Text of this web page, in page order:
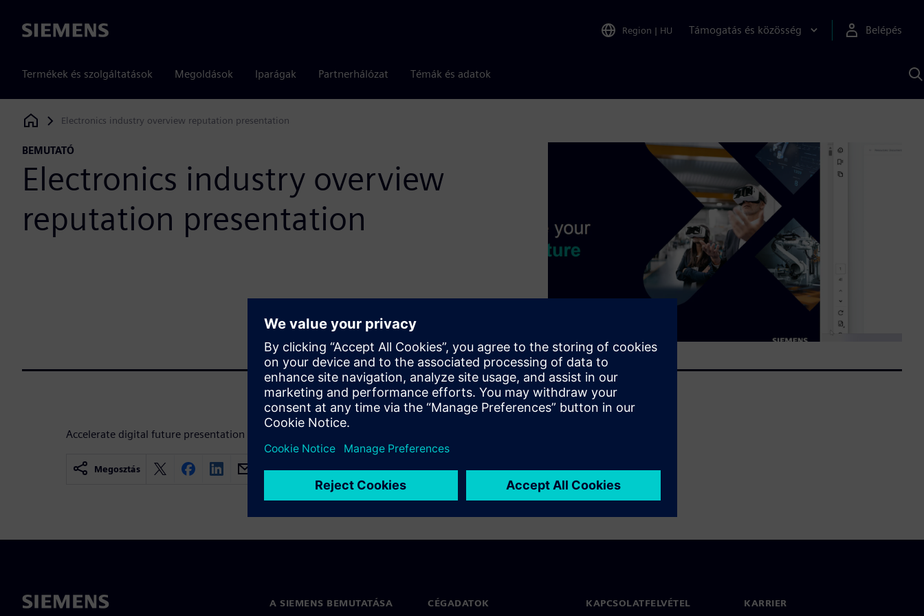
Siemens Region | HU Támogatás és közösség Belépés
Termékek és szolgáltatások Megoldások Iparágak Partnerhálózat Témák és adatok
Siemens Digital Industries Software
Electronics industry overview reputation presentation
BEMUTATÓ
Electronics industry overview
reputation presentation
Accelerate digital future presentation for Electronics
Megosztás
A SIEMENS BEMUTATÁSA CÉGADATOK KAPCSOLATFELVÉTEL KARRIER